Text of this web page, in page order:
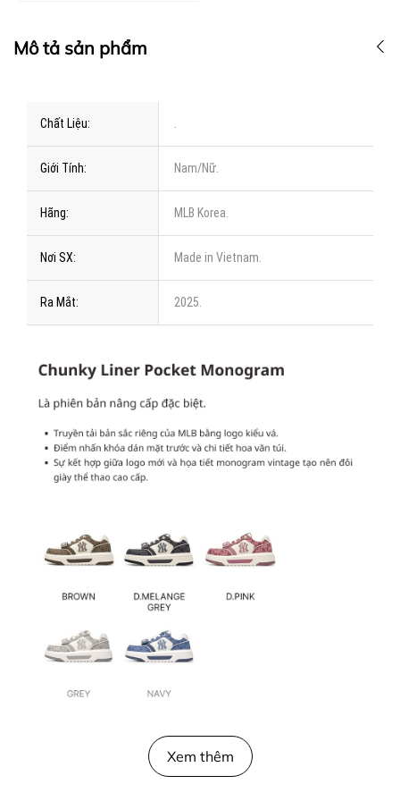
Mô tả sản phẩm
Chất Liệu: .
Giới Tính: Nam/Nữ.
Hãng: MLB Korea.
Nơi SX: Made in Vietnam.
Ra Mắt: 2025.
Xem thêm